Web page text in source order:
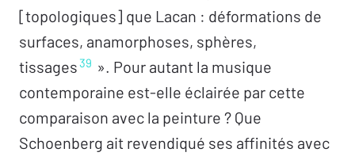
[topologiques] que Lacan : déformations de
surfaces, anamorphoses, sphères,
tissages39 ». Pour autant la musique
contemporaine est-elle éclairée par cette
comparaison avec la peinture ? Que
Schoenberg ait revendiqué ses affinités avec